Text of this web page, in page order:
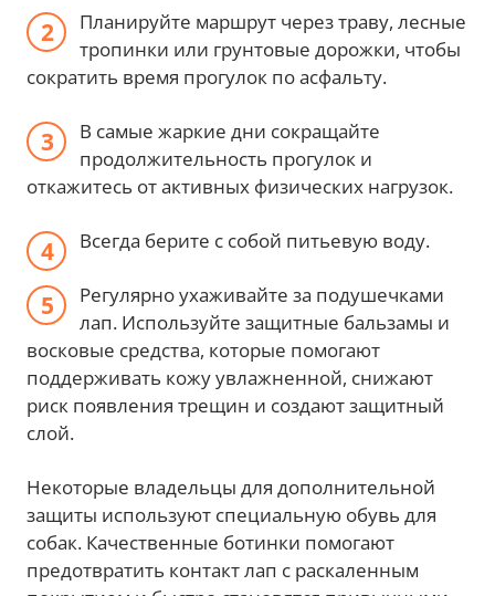
Планируйте маршрут через траву, лесные
тропинки или грунтовые дорожки, чтобы
сократить время прогулок по асфальту.
В самые жаркие дни сокращайте
продолжительность прогулок и
откажитесь от активных физических нагрузок.
Всегда берите с собой питьевую воду.
Регулярно ухаживайте за подушечками
лап. Используйте защитные бальзамы и
восковые средства, которые помогают
поддерживать кожу увлажненной, снижают
риск появления трещин и создают защитный
слой.
Некоторые владельцы для дополнительной
защиты используют специальную обувь для
собак. Качественные ботинки помогают
предотвратить контакт лап с раскаленным